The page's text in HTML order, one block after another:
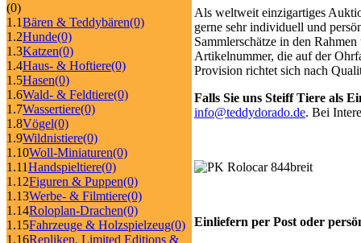
(0)
1.1Bären & Teddybären(0)
1.2Hunde(0)
1.3Katzen(0)
1.4Haus- & Hoftiere(0)
1.5Hasen(0)
1.6Wald- & Feldtiere(0)
1.7Wassertiere(0)
1.8Vögel(0)
1.9Wildnistiere(0)
1.10Woll-Miniaturen(0)
1.11Handspieltiere(0)
1.12Figuren & Puppen(0)
1.13Werbe- & Filmtiere(0)
1.14Roloplan-Drachen(0)
1.15Fahrzeuge & Holzspielzeug(0)
1.16Repliken, Limited Editions &
Als weltweit einzigartiges
gerne sehr individuell und
Sammlerschätze in den
Artikelnummer, die auf der
Provision richtet sich nach
Falls Sie uns Steiff Tiere als
info@teddydorado.de. Bei
Einliefern per Post oder